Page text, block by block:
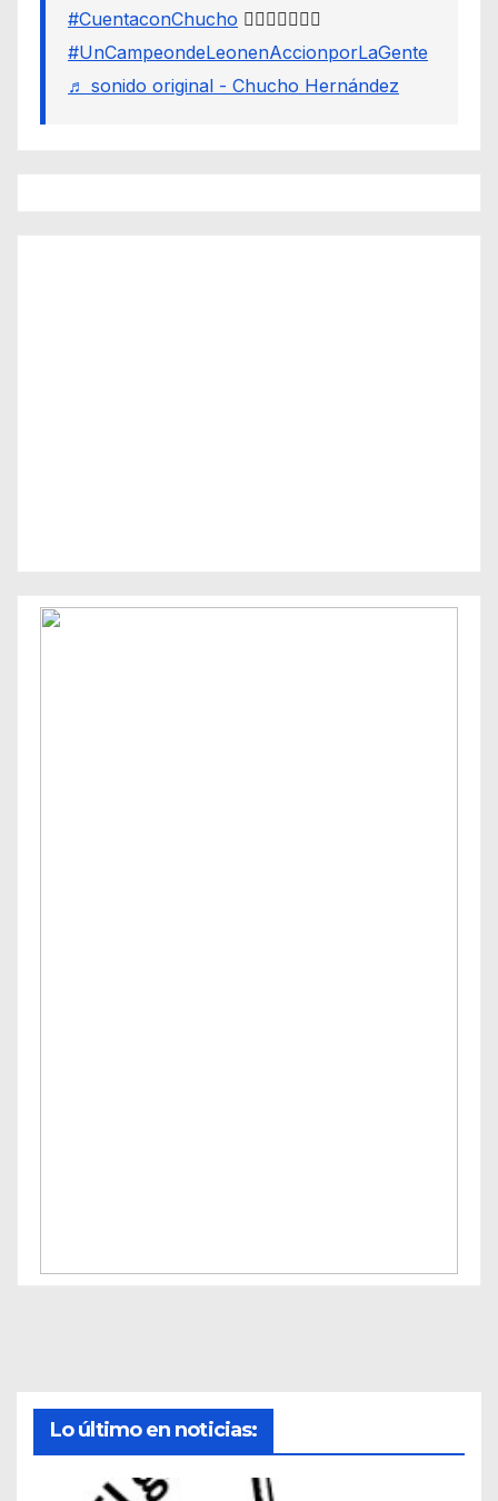
#CuentaconChucho 🙋🏾‍♂️✌🏾☝🏾
#UnCampeondeLeonenAccionporLaGente
♬ sonido original - Chucho Hernández
Lo último en noticias: